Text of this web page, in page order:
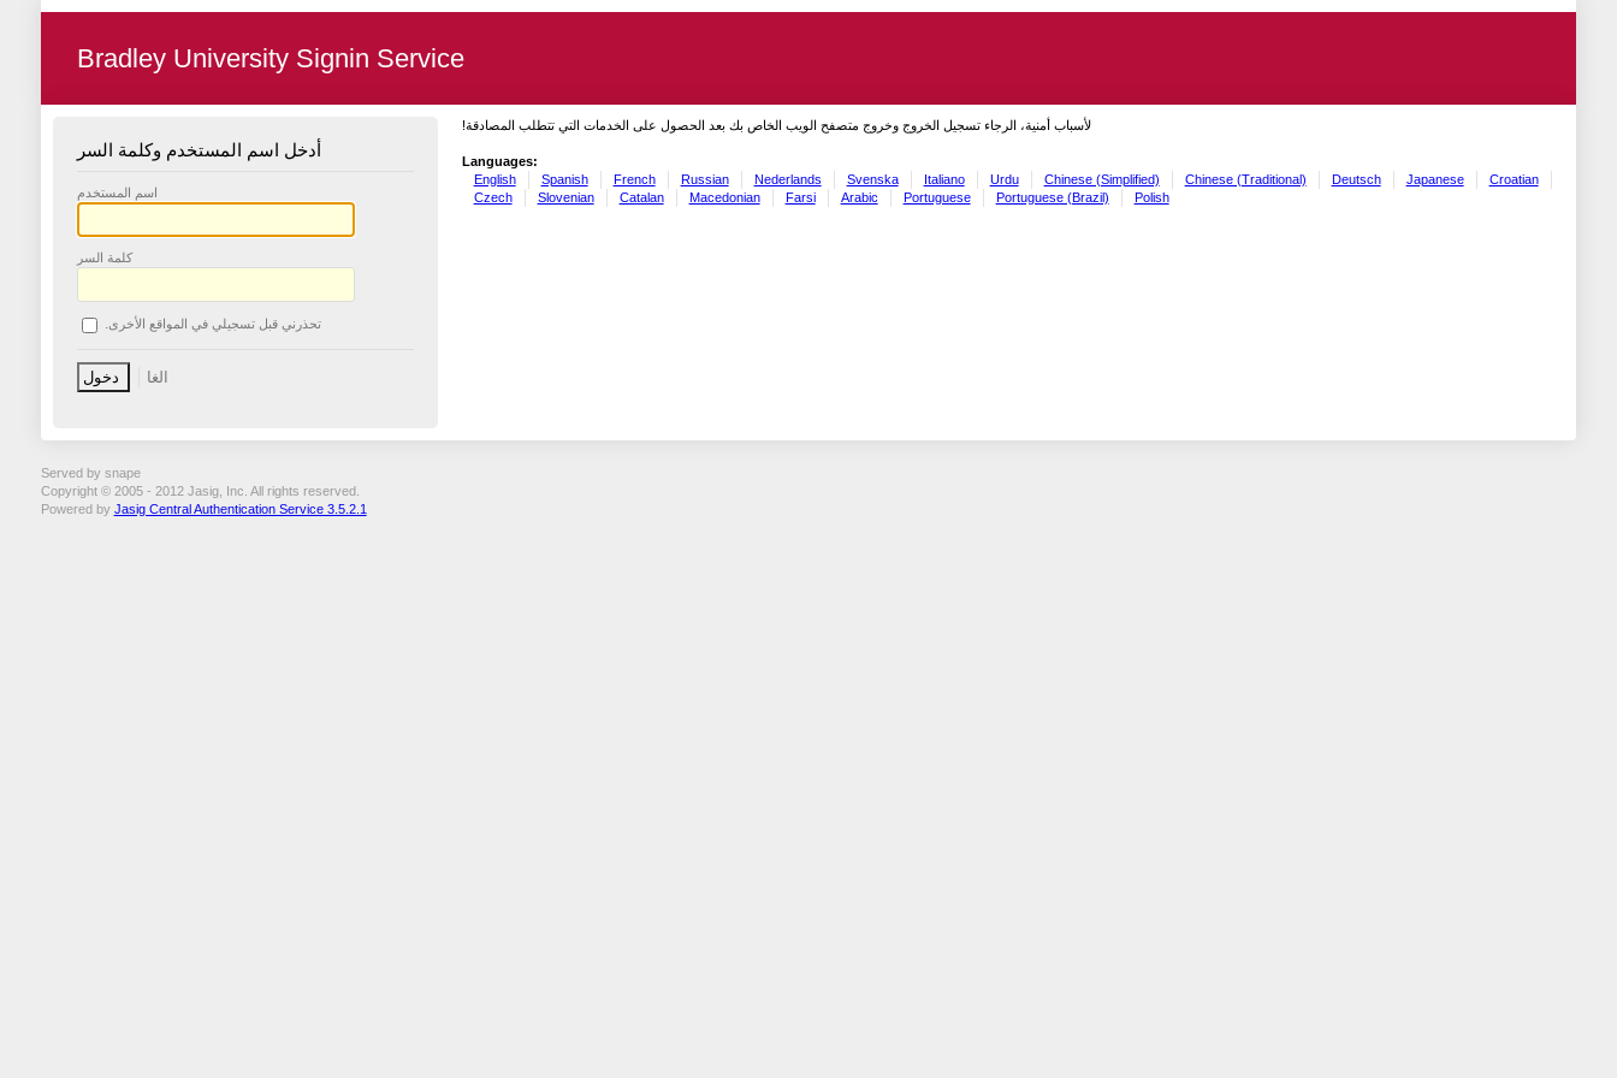
Bradley University Signin Service
أدخل اسم المستخدم وكلمة السر
اسم المستخدم
كلمة السر
تحذرني قبل تسجيلي في المواقع الأخرى.
لأسباب أمنية، الرجاء تسجيل الخروج وخروج متصفح الويب الخاص بك بعد الحصول على الخدمات التي تتطلب المصادقة!
Languages:
English
Spanish French Russian Nederlands Svenska Italiano Urdu Chinese (Simplified) Chinese (Traditional) Deutsch Japanese
Croatian
Czech
Slovenian Catalan Macedonian Farsi Arabic Portuguese Portuguese (Brazil) Polish
Served by snape
Copyright © 2005 - 2012 Jasig, Inc. All rights reserved.
Powered by Jasig Central Authentication Service 3.5.2.1